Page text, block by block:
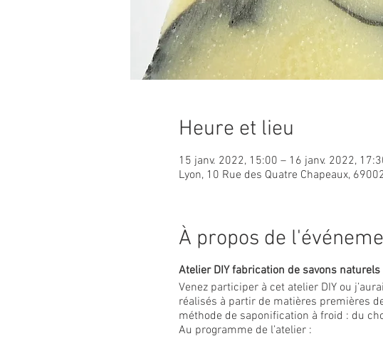
Heure et lieu
15 janv. 2022, 15:00 – 16 janv. 2022,
Lyon, 10 Rue des Quatre Chapeaux,
À propos de
Atelier DIY fabrication de savons
Venez participer à cet atelier DIY ou
réalisés à partir de matières premières
méthode de saponification à froid : du
Au programme de l’atelier :